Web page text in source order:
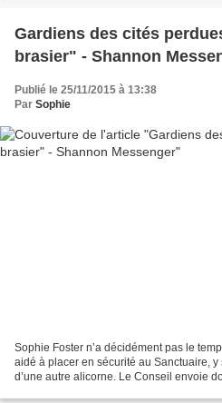
Gardiens des cités
brasier" - Shannon
Publié le 25/11/2015 à 13:38
Par Sophie
Sophie Foster n’a décidément pas le
aidé à placer en sécurité au Sanctuaire,
d’une autre alicorne. Le Conseil envoie